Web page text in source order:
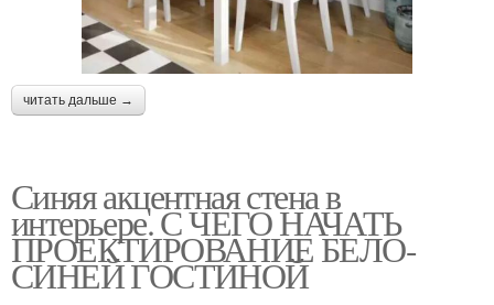
читать дальше →
Синяя акцентная стена в
интерьере. С ЧЕГО НАЧАТЬ
ПРОЕКТИРОВАНИЕ БЕЛО-
СИНЕЙ ГОСТИНОЙ